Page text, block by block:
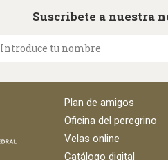
Suscríbete a nuestra
Introduce tu nombre
Plan de amigos
Oficina del peregrino
Velas online
Catálogo digital